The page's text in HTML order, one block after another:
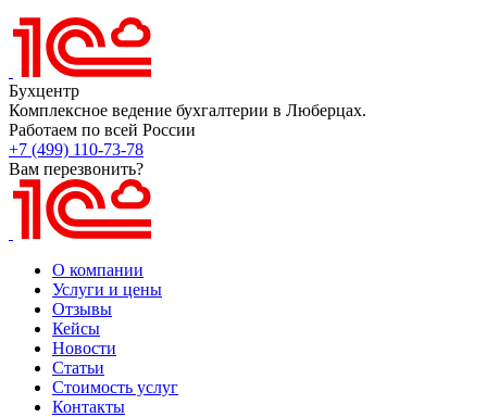
Бухцентр
Комплексное ведение бухгалтерии в Люберцах.
Работаем по всей России
+7 (499) 110-73-78
Вам перезвонить?
О компании
Услуги и цены
Отзывы
Кейсы
Новости
Статьи
Стоимость услуг
Контакты